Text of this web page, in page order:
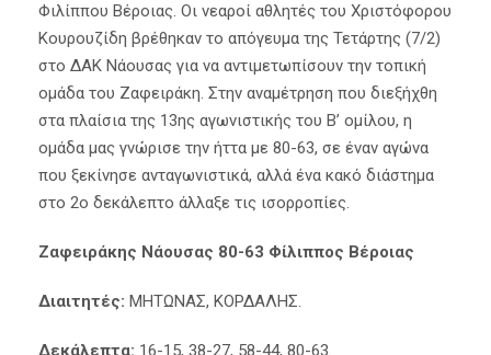
Φιλίππου Βέροιας. Οι νεαροί αθλητές του Χριστόφορου
Κουρουζίδη βρέθηκαν το απόγευμα της Τετάρτης (7/2)
στο ΔΑΚ Νάουσας για να αντιμετωπίσουν την τοπική
ομάδα του Ζαφειράκη. Στην αναμέτρηση που διεξήχθη
στα πλαίσια της 13ης αγωνιστικής του Β’ ομίλου, η
ομάδα μας γνώρισε την ήττα με 80-63, σε έναν αγώνα
που ξεκίνησε ανταγωνιστικά, αλλά ένα κακό διάστημα
στο 2ο δεκάλεπτο άλλαξε τις ισορροπίες.
Ζαφειράκης Νάουσας 80-63 Φίλιππος Βέροιας
Διαιτητές: ΜΗΤΩΝΑΣ, ΚΟΡΔΑΛΗΣ.
Δεκάλεπτα: 16-15, 38-27, 58-44, 80-63.